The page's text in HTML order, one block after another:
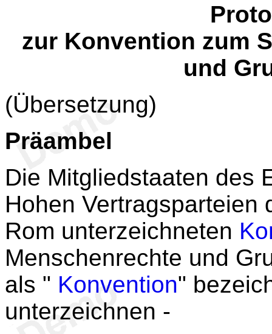
zur Konvention zum
und
(Übersetzung)
Präambel
Die Mitgliedstaaten des
Hohen Vertragsparteien
Rom unterzeichneten
Menschenrechte und
als " Konvention"
unterzeichnen -